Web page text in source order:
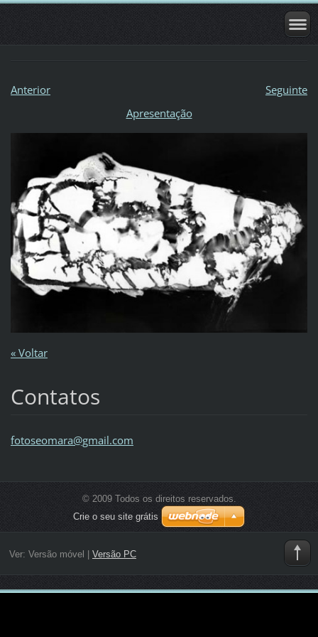
Anterior
Seguinte
Apresentação
« Voltar
Contatos
fotoseomara@gmail.com
© 2009 Todos os direitos reservados.
Crie o seu site grátis
Ver: Versão móvel | Versão PC